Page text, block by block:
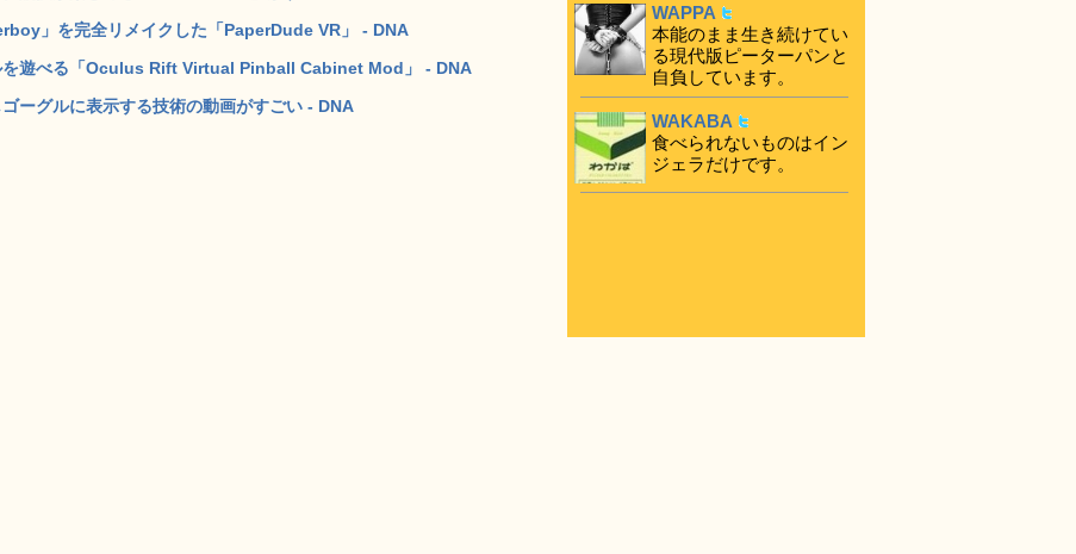
」を完全リメイクした「PaperDude VR」 - DNA
を遊べる「Oculus Rift Virtual Pinball Cabinet Mod」 - DNA
ーグルに表示する技術の動画がすごい - DNA
WAPPA
本能のまま生き続けてい
る現代版ピーターパンと
自負しています。
WAKABA
食べられないものはイン
ジェラだけです。